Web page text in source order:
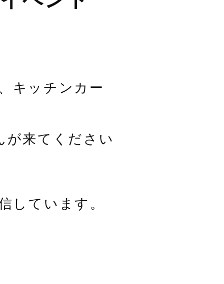
キッチンカー
来てください
しています。